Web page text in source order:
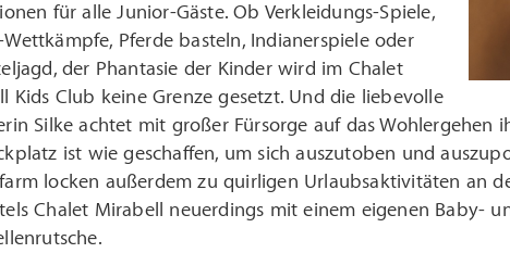
für alle Junior-Gäste. Ob Verkleidungs-Spiele,
Wettkämpfe, Pferde basteln, Indianerspiele oder
der Phantasie der Kinder wird im Chalet
Kids Club keine Grenze gesetzt. Und die liebevolle
Silke achtet mit großer Fürsorge auf das Wohlergehen
ist wie geschaffen, um sich auszutoben und
locken außerdem zu quirligen Urlaubsaktivitäten an
Chalet Mirabell neuerdings mit einem eigenen Baby-